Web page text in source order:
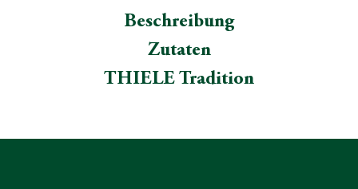
Beschreibung
Zutaten
THIELE Tradition